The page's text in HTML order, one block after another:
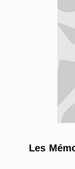
Les